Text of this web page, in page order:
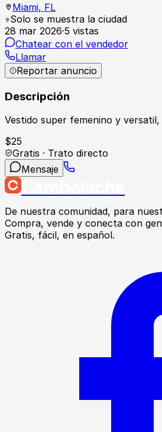
Miami, FL
Solo se muestra la ciudad
28 mar 2026·5 vistas
Chatear con el vendedor
Llamar
Reportar anuncio
Descripción
Vestido super femenino y
$25
Gratis · Trato directo
Mensaje
De nuestra comunidad, para
Compra, vende y conecta con
Gratis, fácil, en español.